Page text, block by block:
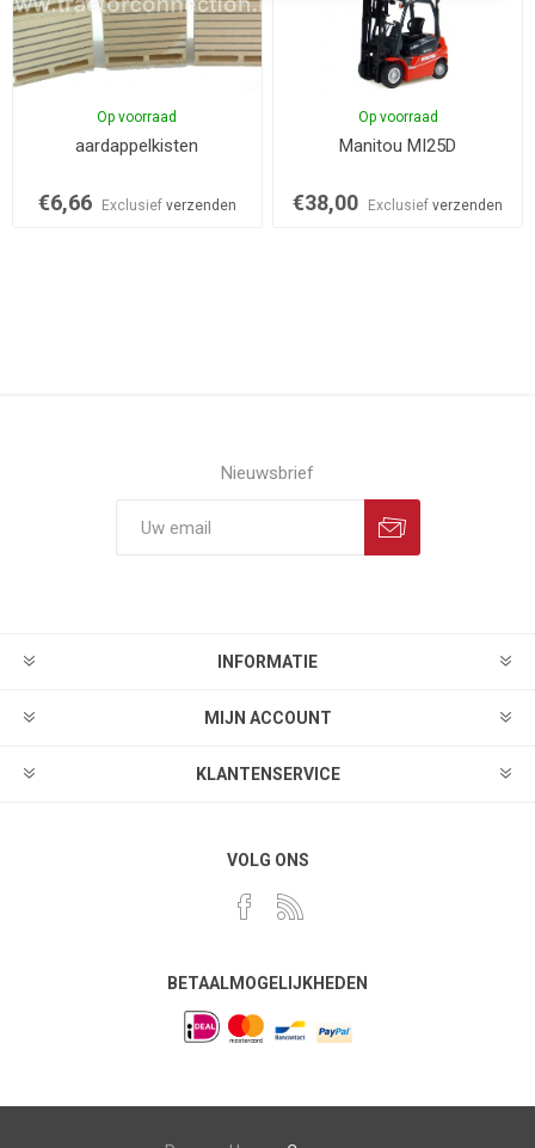
Op voorraad
aardappelkisten
€6,66 Exclusief verzenden
Op voorraad
Manitou MI25D
€38,00 Exclusiefverzenden
Nieuwsbrief
INFORMATIE
MIJN ACCOUNT
KLANTENSERVICE
VOLG ONS
BETAALMOGELIJKHEDEN